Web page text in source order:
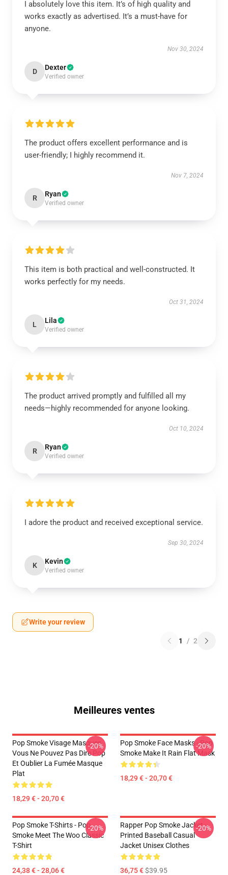
I absolutely love this item. It’s of high quality and
works exactly as advertised. It’s a must-have for
anyone.
Nov 30, 2024
D Dexter
Verified owner
The product offers excellent performance and is
user-friendly; I highly recommend it.
Nov 7, 2024
R Ryan
Verified owner
This item is both practical and well-constructed. It
works perfectly for my needs.
Oct 31, 2024
L Lila
Verified owner
The product arrived promptly and fulfilled all my
needs—highly recommended for anyone looking.
Oct 10, 2024
R Ryan
Verified owner
I adore the product and received exceptional service.
Sep 30, 2024
K Kevin
Verified owner
Write your review
1 / 2
Meilleures ventes
Pop Smoke Visage Masques
Vous Ne Pouvez Pas Dire Pop
Et Oublier La Fumée Masque
Plat
18,29 € - 20,70 €
-20%
Pop Smoke Face Masks - Pop
Smoke Make It Rain Flat Mask
18,29 € - 20,70 €
-20%
Pop Smoke T-Shirts - Pop
Smoke Meet The Woo Classic
T-Shirt
24,38 € - 28,06 €
-20%
Rapper Pop Smoke Jacket -
Printed Baseball Casual
Jacket Unisex Clothes
36,75 €$39.95
-20%